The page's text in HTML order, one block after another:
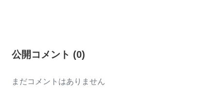
公開コメント (0)
まだコメントはありません